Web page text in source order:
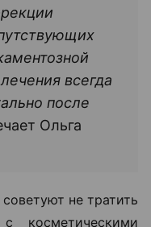
всегда
после
Ольга
не тратить
косметическими